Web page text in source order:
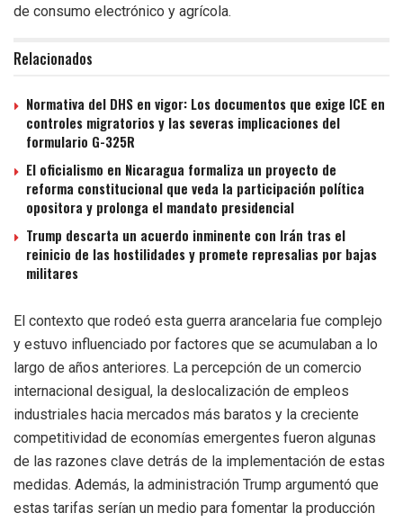
de consumo electrónico y agrícola.
Relacionados
Normativa del DHS en vigor: Los documentos que exige ICE en
controles migratorios y las severas implicaciones del
formulario G-325R
El oficialismo en Nicaragua formaliza un proyecto de
reforma constitucional que veda la participación política
opositora y prolonga el mandato presidencial
Trump descarta un acuerdo inminente con Irán tras el
reinicio de las hostilidades y promete represalias por bajas
militares
El contexto que rodeó esta guerra arancelaria fue complejo
y estuvo influenciado por factores que se acumulaban a lo
largo de años anteriores. La percepción de un comercio
internacional desigual, la deslocalización de empleos
industriales hacia mercados más baratos y la creciente
competitividad de economías emergentes fueron algunas
de las razones clave detrás de la implementación de estas
medidas. Además, la administración Trump argumentó que
estas tarifas serían un medio para fomentar la producción